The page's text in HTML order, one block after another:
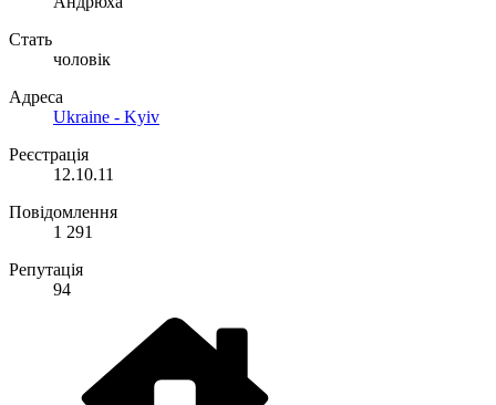
Стать
чоловік
Адреса
Ukraine - Kyiv
Реєстрація
12.10.11
Повідомлення
1 291
Репутація
94